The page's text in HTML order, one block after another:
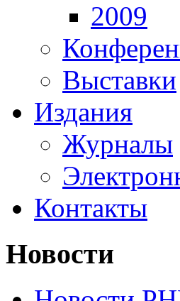
2009
Выставки
Издания
Журналы
Контакты
Новости